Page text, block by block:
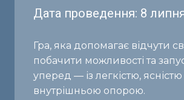
Дата проведення: 8
Гра, яка допомагає відчути
побачити можливості та
уперед — із легкістю, ясністю
внутрішньою опорою.